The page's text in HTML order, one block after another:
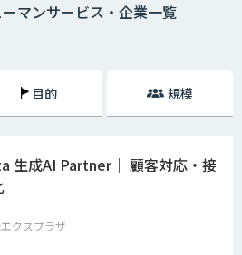
マンサービス・企業一覧
目的 規模
生成AI Partner｜ 顧客対応・接
クスプラザ